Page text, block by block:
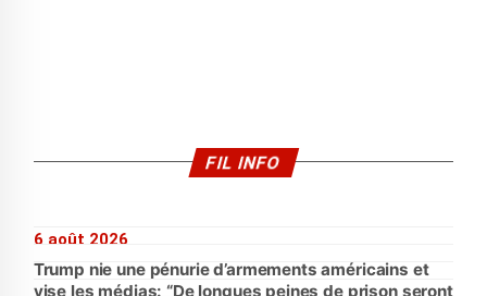
FIL INFO
6 août 2026
Trump nie une pénurie d’armements américains et
vise les médias: “De longues peines de prison seront